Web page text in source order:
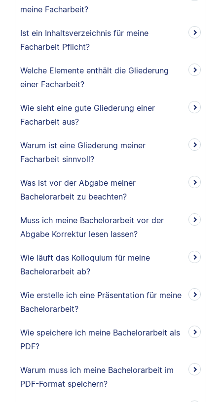
meine Facharbeit?
Ist ein Inhaltsverzeichnis für meine
Facharbeit Pflicht?
Welche Elemente enthält die Gliederung
einer Facharbeit?
Wie sieht eine gute Gliederung einer
Facharbeit aus?
Warum ist eine Gliederung meiner
Facharbeit sinnvoll?
Was ist vor der Abgabe meiner
Bachelorarbeit zu beachten?
Muss ich meine Bachelorarbeit vor der
Abgabe Korrektur lesen lassen?
Wie läuft das Kolloquium für meine
Bachelorarbeit ab?
Wie erstelle ich eine Präsentation für meine
Bachelorarbeit?
Wie speichere ich meine Bachelorarbeit als
PDF?
Warum muss ich meine Bachelorarbeit im
PDF-Format speichern?